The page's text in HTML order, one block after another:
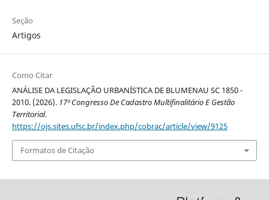
Seção
Artigos
Como Citar
ANÁLISE DA LEGISLAÇÃO URBANÍSTICA DE BLUMENAU SC 1850 -
2010. (2026). 17º Congresso De Cadastro Multifinalitário E Gestão
Territorial.
https://ojs.sites.ufsc.br/index.php/cobrac/article/view/9125
Formatos de Citação